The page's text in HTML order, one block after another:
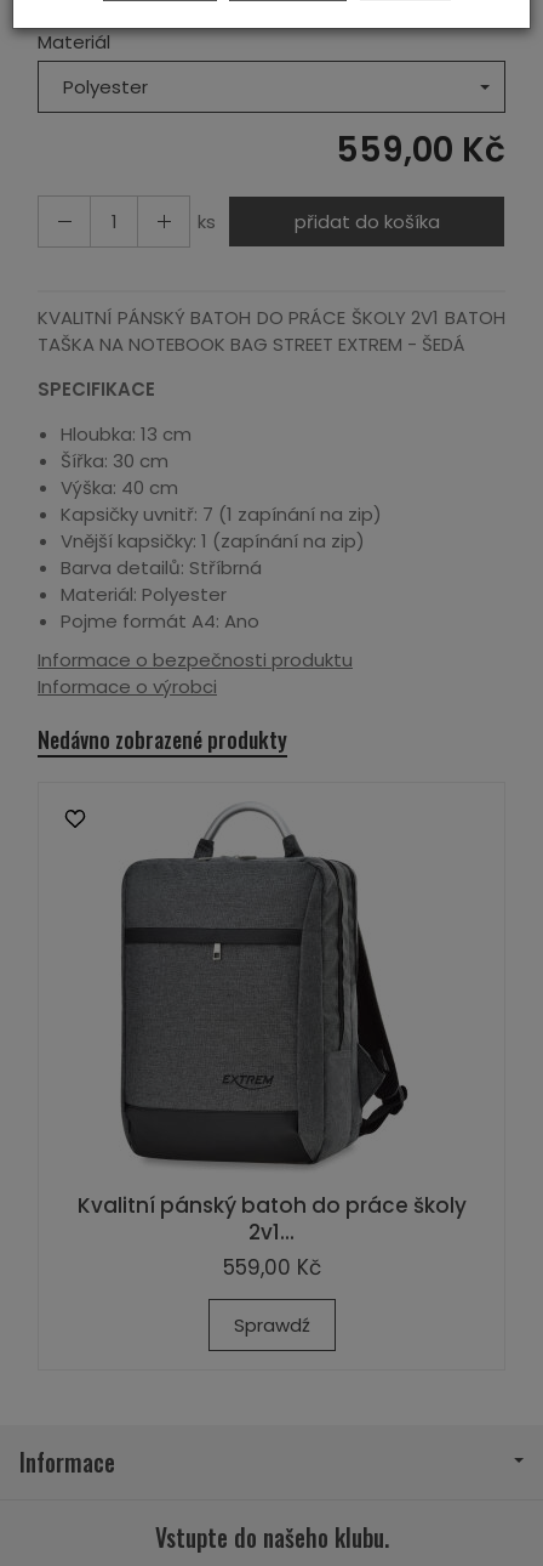
Materiál
Polyester
559,00 Kč
ks přidat do košíka
KVALITNÍ PÁNSKÝ BATOH DO PRÁCE ŠKOLY 2V1 BATOH
TAŠKA NA NOTEBOOK BAG STREET EXTREM - ŠEDÁ
SPECIFIKACE
Hloubka: 13 cm
Šířka: 30 cm
Výška: 40 cm
Kapsičky uvnitř: 7 (1 zapínání na zip)
Vnější kapsičky: 1 (zapínání na zip)
Barva detailů: Stříbrná
Materiál: Polyester
Pojme formát A4: Ano
Informace o bezpečnosti produktu
Informace o výrobci
Nedávno zobrazené produkty
Kvalitní pánský batoh do práce školy
2v1...
559,00 Kč
Sprawdź
Informace
Vstupte do našeho klubu.